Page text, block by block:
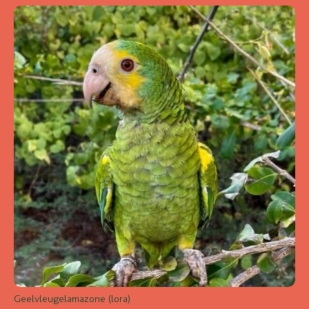
Geelvleugelamazone (lora)